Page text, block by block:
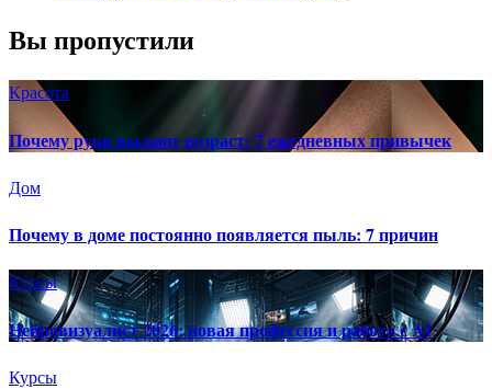
Вы пропустили
Красота
Почему руки выдают возраст: 7 ежедневных привычек
Дом
Почему в доме постоянно появляется пыль: 7 причин
Курсы
Нейровизуалист 2026: новая профессия и работа с AI
Курсы